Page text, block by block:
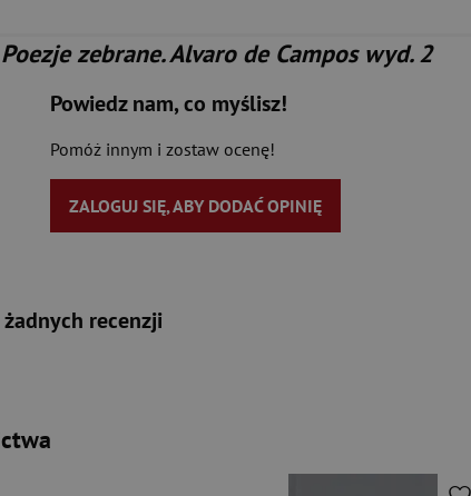
Poezje zebrane. Alvaro de Campos wyd. 2
Powiedz nam, co myślisz!
Pomóż innym i zostaw ocenę!
ZALOGUJ SIĘ, ABY DODAĆ OPINIĘ
recenzji